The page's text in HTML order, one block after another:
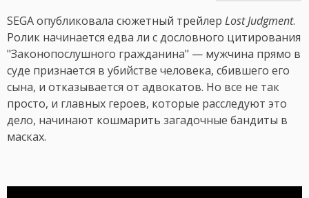
SEGA опубликовала сюжетный трейлер Lost Judgment.
Ролик начинается едва ли с дословного цитирования
"Законопослушного гражданина" — мужчина прямо в
суде признается в убийстве человека, сбившего его
сына, и отказывается от адвокатов. Но все не так
просто, и главных героев, которые расследуют это
дело, начинают кошмарить загадочные бандиты в
масках.